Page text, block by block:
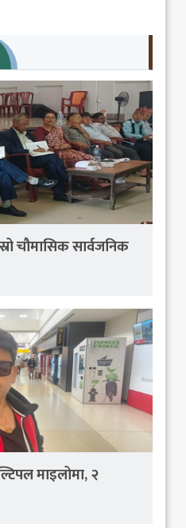
चौमासिक सार्वजनिक
माइलोमा, २